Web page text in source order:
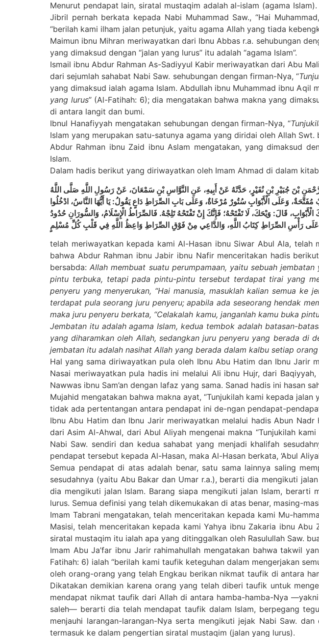
Menurut pendapat lain, siratal mustaqim adalah al-islam (agama
Jibril pernah berkata kepada Nabi Muhammad Saw., “Hai
“berilah kami ilham jalan petunjuk, yaitu agama Allah yang tiada
Maimun ibnu Mihran meriwayatkan dari Ibnu Abbas r.a. sehubungan
yang dimaksud dengan “jalan yang lurus” itu adalah “agama Islam”.
Ismail ibnu Abdur Rahman As-Sadiyyul Kabir meriwayatkan dari Abu
dari sejumlah sahabat Nabi Saw. sehubungan dengan firman-Nya, “
yang dimaksud ialah agama Islam. Abdullah ibnu Muhammad ibnu Aqil
yang lurus” (Al-Fatihah: 6); dia mengatakan bahwa makna yang
di antara langit dan bumi.
Ibnul Hanafiyyah mengatakan sehubungan dengan firman-Nya, “
Islam yang merupakan satu-satunya agama yang diridai oleh Allah Swt.
Abdur Rahman ibnu Zaid ibnu Aslam mengatakan, yang dimaksud
Islam.
Dalam hadis berikut yang diriwayatkan oleh Imam Ahmad di dalam
بْنَ جُبَيْرِ بْنِ نُفَيْرٍ، حَدَّثَهُ عَنْ أَبِيهِ، عَنِ النَّوَّاسِ بْنِ سَمْعَانَ، عَنْ رَسُولِ اللَّهِ صَلَّى اللَّهُ
وَعَلَى الْأَبْوَابِ سُتُورٌ مُرْخَاةٌ، وَعَلَى بَابِ الصِّرَاطِ دَاعٍ يَقُولُ: يَا أَيُّهَا النَّاسُ، ادْخُلُوا
قَالَ: وَيْحَكَ، لَا تَفْتَحْهُ؛ فَإِنَّكَ إِنْ تَفْتَحْهُ تَلِجْهُ. فَالصِّرَاطُ الْإِسْلَامُ، وَالسُّورَانِ حُدُودُ
telah meriwayatkan kepada kami Al-Hasan ibnu Siwar Abul Ala, telah
bahwa Abdur Rahman ibnu Jabir ibnu Nafir menceritakan hadis
bersabda:Allah membuat suatu perumpamaan, yaitu sebuah
pintu terbuka, tetapi pada pintu-pintu tersebut terdapat tirai yang
penyeru yang menyerukan, “Hai manusia, masuklah kalian semua ke
terdapat pula seorang juru penyeru; apabila ada seseorang hendak
maka juru penyeru berkata, “Celakalah kamu, janganlah kamu buka
Jembatan itu adalah agama Islam, kedua tembok adalah batasan-
yang diharamkan oleh Allah, sedangkan juru penyeru yang berada di
jembatan itu adalah nasihat Allah yang berada dalam kalbu setiap
Hal yang sama diriwayatkan pula oleh Ibnu Abu Hatim dan Ibnu Jarir
Nasai meriwayatkan pula hadis ini melalui Ali ibnu Hujr, dari
Nawwas ibnu Sam’an dengan lafaz yang sama. Sanad hadis ini hasan
Mujahid mengatakan bahwa makna ayat, “Tunjukilah kami kepada
tidak ada pertentangan antara pendapat ini de-ngan pendapat-
Ibnu Abu Hatim dan Ibnu Jarir meriwayatkan melalui hadis Abun
dari Asim Al-Ahwal, dari Abul Aliyah mengenai makna “Tunjukilah
Nabi Saw. sendiri dan kedua sahabat yang menjadi khalifah
pendapat tersebut kepada Al-Hasan, maka Al-Hasan berkata, ‘Abul
Semua pendapat di atas adalah benar, satu sama lainnya saling
sesudahnya (yaitu Abu Bakar dan Umar r.a.), berarti dia mengikuti
dia mengikuti jalan Islam. Barang siapa mengikuti jalan Islam, berarti
lurus. Semua definisi yang telah dikemukakan di atas benar, masing-
Imam Tabrani mengatakan, telah menceritakan kepada kami Mu-
Masisi, telah menceritakan kepada kami Yahya ibnu Zakaria ibnu Abu
siratal mustaqim itu ialah apa yang ditinggalkan oleh Rasulullah Saw.
Imam Abu Ja’far ibnu Jarir rahimahullah mengatakan bahwa takwil
Fatihah: 6) ialah “berilah kami taufik keteguhan dalam mengerjakan
oleh orang-orang yang telah Engkau berikan nikmat taufik di antara
Dikatakan demikian karena orang yang telah diberi taufik untuk
mendapat nikmat taufik dari Allah di antara hamba-hamba-Nya
saleh— berarti dia telah mendapat taufik dalam Islam, berpegang
menjauhi larangan-larangan-Nya serta mengikuti jejak Nabi Saw.
termasuk ke dalam pengertian siratal mustaqim (jalan yang lurus).